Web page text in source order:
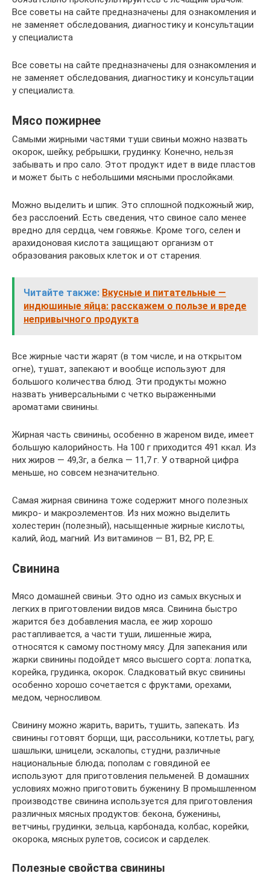
Все советы на сайте предназначены для ознакомления и
не заменяет обследования, диагностику и консультации
у специалиста
Все советы на сайте предназначены для ознакомления и
не заменяет обследования, диагностику и консультации
у специалиста.
Мясо пожирнее
Самыми жирными частями туши свиньи можно назвать
окорок, шейку, ребрышки, грудинку. Конечно, нельзя
забывать и про сало. Этот продукт идет в виде пластов
и может быть с небольшими мясными прослойками.
Можно выделить и шпик. Это сплошной подкожный жир,
без расслоений. Есть сведения, что свиное сало менее
вредно для сердца, чем говяжье. Кроме того, селен и
арахидоновая кислота защищают организм от
образования раковых клеток и от старения.
Читайте также: Вкусные и питательные —
индюшиные яйца: расскажем о пользе и вреде
непривычного продукта
Все жирные части жарят (в том числе, и на открытом
огне), тушат, запекают и вообще используют для
большого количества блюд. Эти продукты можно
назвать универсальными с четко выраженными
ароматами свинины.
Жирная часть свинины, особенно в жареном виде, имеет
большую калорийность. На 100 г приходится 491 ккал. Из
них жиров — 49,3г, а белка — 11,7 г. У отварной цифра
меньше, но совсем незначительно.
Самая жирная свинина тоже содержит много полезных
микро- и макроэлементов. Из них можно выделить
холестерин (полезный), насыщенные жирные кислоты,
калий, йод, магний. Из витаминов — В1, В2, РР, Е.
Свинина
Мясо домашней свиньи. Это одно из самых вкусных и
легких в приготовлении видов мяса. Свинина быстро
жарится без добавления масла, ее жир хорошо
растапливается, а части туши, лишенные жира,
относятся к самому постному мясу. Для запекания или
жарки свинины подойдет мясо высшего сорта: лопатка,
корейка, грудинка, окорок. Сладковатый вкус свинины
особенно хорошо сочетается с фруктами, орехами,
медом, черносливом.
Свинину можно жарить, варить, тушить, запекать. Из
свинины готовят борщи, щи, рассольники, котлеты, рагу,
шашлыки, шницели, эскалопы, студни, различные
национальные блюда; пополам с говядиной ее
используют для приготовления пельменей. В домашних
условиях можно приготовить буженину. В промышленном
производстве свинина используется для приготовления
различных мясных продуктов: бекона, буженины,
ветчины, грудинки, зельца, карбонада, колбас, корейки,
окорока, мясных рулетов, сосисок и сарделек.
Полезные свойства свинины